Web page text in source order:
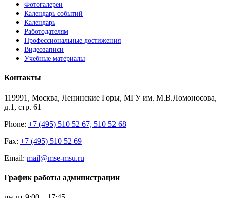
Фотогалереи
Календарь событий
Календарь
Работодателям
Профессиональные достижения
Видеозаписи
Учебные материалы
Контакты
119991, Москва, Ленинские Горы, МГУ им. М.В.Ломоносова,
д.1, стр. 61
Phone: +7 (495) 510 52 67, 510 52 68
Fax: +7 (495) 510 52 69
Email: mail@mse-msu.ru
График работы администрации